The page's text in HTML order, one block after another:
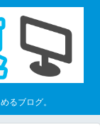
るブログ。